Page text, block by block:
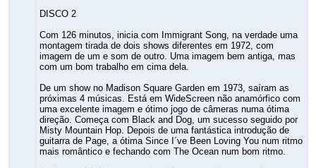
DISCO 2
Com 126 minutos, inicia com Immigrant Song, na verdade uma
montagem tirada de dois shows diferentes em 1972, com
imagem de um e som de outro. Uma imagem bem antiga, mas
com um bom trabalho em cima dela.
De um show no Madison Square Garden em 1973, saíram as
próximas 4 músicas. Está em WideScreen não anamórfico com
uma excelente imagem e ótimo jogo de câmeras numa ótima
direção. Começa com Black and Dog, um sucesso seguido por
Misty Mountain Hop. Depois de uma fantástica introdução de
guitarra de Page, a ótima Since I´ve Been Loving You num ritmo
mais romântico e fechando com The Ocean num bom ritmo.